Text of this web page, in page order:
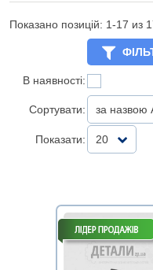
Показано позицій: 1-17 из
В наявності:
Сортувати: за назвою
Показати: 20